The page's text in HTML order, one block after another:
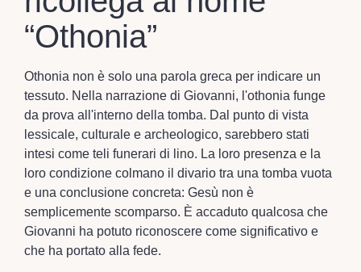
“Othonia”
Othonia non è solo una parola greca per indicare un
tessuto. Nella narrazione di Giovanni, l'othonia funge
da prova all'interno della tomba. Dal punto di vista
lessicale, culturale e archeologico, sarebbero stati
intesi come teli funerari di lino. La loro presenza e la
loro condizione colmano il divario tra una tomba vuota
e una conclusione concreta: Gesù non è
semplicemente scomparso. È accaduto qualcosa che
Giovanni ha potuto riconoscere come significativo e
che ha portato alla fede.